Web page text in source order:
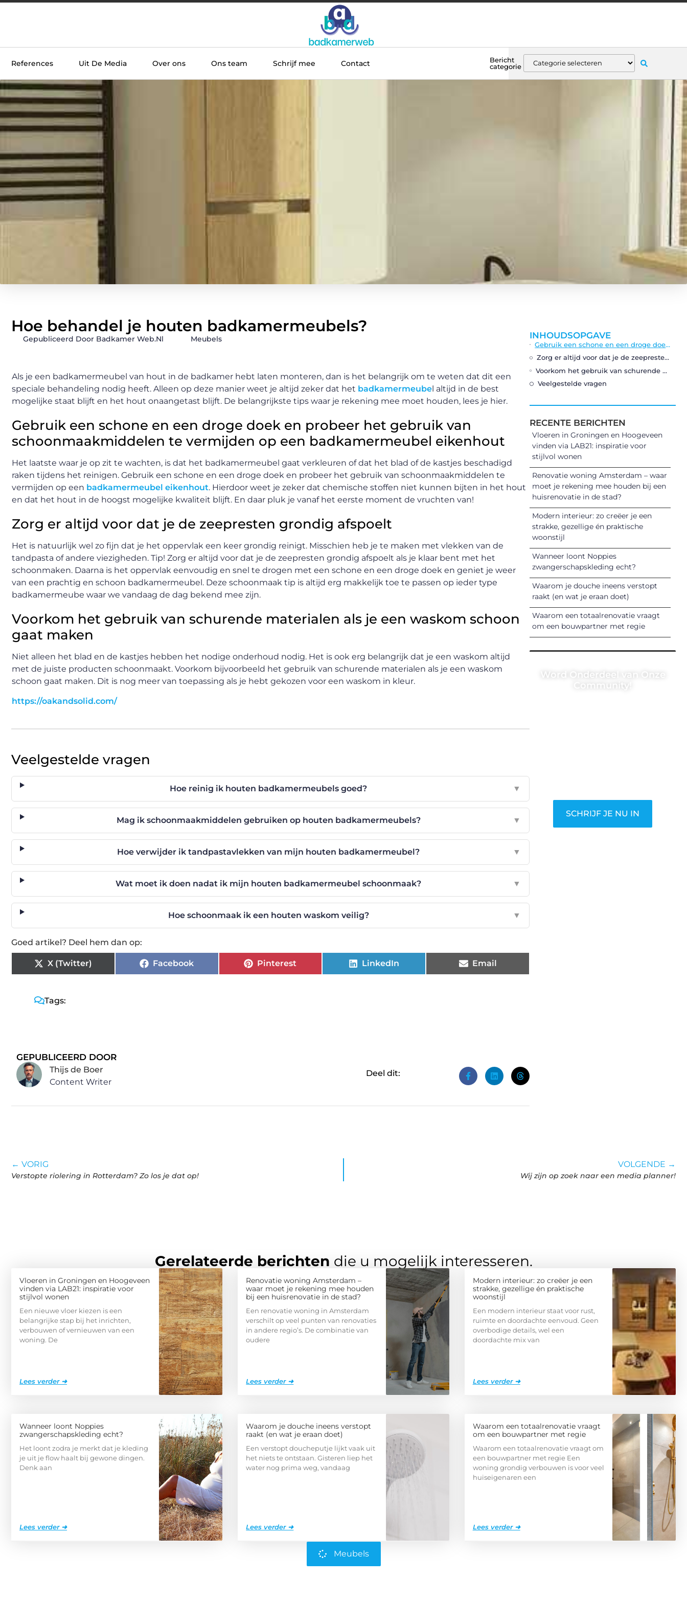
References Uit De Media Over ons Ons team Schrijf mee Contact
Bericht
categorie
Hoe behandel je houten badkamermeubels?
Gepubliceerd Door Badkamer Web.nl Meubels
Als je een badkamermeubel van hout in de badkamer hebt laten monteren, dan is het belangrijk om te weten dat dit een
speciale behandeling nodig heeft. Alleen op deze manier weet je altijd zeker dat het badkamermeubel altijd in de best
mogelijke staat blijft en het hout onaangetast blijft. De belangrijkste tips waar je rekening mee moet houden, lees je hier.
Gebruik een schone en een droge doek en probeer het gebruik van
schoonmaakmiddelen te vermijden op een badkamermeubel eikenhout
Het laatste waar je op zit te wachten, is dat het badkamermeubel gaat verkleuren of dat het blad of de kastjes beschadigd
raken tijdens het reinigen. Gebruik een schone en een droge doek en probeer het gebruik van schoonmaakmiddelen te
vermijden op een badkamermeubel eikenhout. Hierdoor weet je zeker dat chemische stoffen niet kunnen bijten in het hout
en dat het hout in de hoogst mogelijke kwaliteit blijft. En daar pluk je vanaf het eerste moment de vruchten van!
Zorg er altijd voor dat je de zeepresten grondig afspoelt
Het is natuurlijk wel zo fijn dat je het oppervlak een keer grondig reinigt. Misschien heb je te maken met vlekken van de
tandpasta of andere viezigheden. Tip! Zorg er altijd voor dat je de zeepresten grondig afspoelt als je klaar bent met het
schoonmaken. Daarna is het oppervlak eenvoudig en snel te drogen met een schone en een droge doek en geniet je weer
van een prachtig en schoon badkamermeubel. Deze schoonmaak tip is altijd erg makkelijk toe te passen op ieder type
badkamermeube waar we vandaag de dag bekend mee zijn.
Voorkom het gebruik van schurende materialen als je een waskom schoon
gaat maken
Niet alleen het blad en de kastjes hebben het nodige onderhoud nodig. Het is ook erg belangrijk dat je een waskom altijd
met de juiste producten schoonmaakt. Voorkom bijvoorbeeld het gebruik van schurende materialen als je een waskom
schoon gaat maken. Dit is nog meer van toepassing als je hebt gekozen voor een waskom in kleur.
https://oakandsolid.com/
Veelgestelde vragen
Hoe reinig ik houten badkamermeubels goed? ▼
Mag ik schoonmaakmiddelen gebruiken op houten badkamermeubels? ▼
Hoe verwijder ik tandpastavlekken van mijn houten badkamermeubel? ▼
Wat moet ik doen nadat ik mijn houten badkamermeubel schoonmaak? ▼
Hoe schoonmaak ik een houten waskom veilig? ▼
Goed artikel? Deel hem dan op:
X (Twitter) Facebook Pinterest LinkedIn Email
Tags:
GEPUBLICEERD DOOR
Thijs de Boer
Content Writer
Deel dit:
INHOUDSOPGAVE
Gebruik een schone en een droge doek en probeer het gebruik van schoonmaakmiddelen te vermijden op een badkamermeubel eikenhout
Zorg er altijd voor dat je de zeepresten grondig afspoelt
Voorkom het gebruik van schurende materialen als je een waskom schoon gaat maken
Veelgestelde vragen
RECENTE BERICHTEN
Vloeren in Groningen en Hoogeveen
vinden via LAB21: inspiratie voor
stijlvol wonen
Renovatie woning Amsterdam – waar
moet je rekening mee houden bij een
huisrenovatie in de stad?
Modern interieur: zo creëer je een
strakke, gezellige én praktische
woonstijl
Wanneer loont Noppies
zwangerschapskleding echt?
Waarom je douche ineens verstopt
raakt (en wat je eraan doet)
Waarom een totaalrenovatie vraagt
om een bouwpartner met regie
Word Onderdeel van Onze
Community!
SCHRIJF JE NU IN
← VORIG
Verstopte riolering in Rotterdam? Zo los je dat op!
VOLGENDE →
Wij zijn op zoek naar een media planner!
Gerelateerde berichten die u mogelijk interesseren.
Vloeren in Groningen en Hoogeveen
vinden via LAB21: inspiratie voor
stijlvol wonen
Een nieuwe vloer kiezen is een
belangrijke stap bij het inrichten,
verbouwen of vernieuwen van een
woning. De
Lees verder ➜
Renovatie woning Amsterdam –
waar moet je rekening mee houden
bij een huisrenovatie in de stad?
Een renovatie woning in Amsterdam
verschilt op veel punten van renovaties
in andere regio’s. De combinatie van
oudere
Lees verder ➜
Modern interieur: zo creëer je een
strakke, gezellige én praktische
woonstijl
Een modern interieur staat voor rust,
ruimte en doordachte eenvoud. Geen
overbodige details, wel een
doordachte mix van
Lees verder ➜
Wanneer loont Noppies
zwangerschapskleding echt?
Het loont zodra je merkt dat je kleding
je uit je flow haalt bij gewone dingen.
Denk aan
Lees verder ➜
Waarom je douche ineens verstopt
raakt (en wat je eraan doet)
Een verstopt doucheputje lijkt vaak uit
het niets te ontstaan. Gisteren liep het
water nog prima weg, vandaag
Lees verder ➜
Waarom een totaalrenovatie vraagt
om een bouwpartner met regie
Waarom een totaalrenovatie vraagt om
een bouwpartner met regie Een
woning grondig verbouwen is voor veel
huiseigenaren een
Lees verder ➜
Meubels